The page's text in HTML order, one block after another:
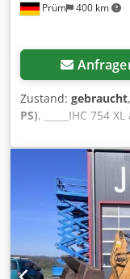
Prüm 400 km
Zustand: gebraucht
PS), _____IHC 754
24.500,00 Euro